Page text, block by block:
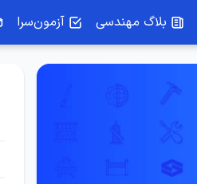
بلاگ مهندسی آزمون‌سرا